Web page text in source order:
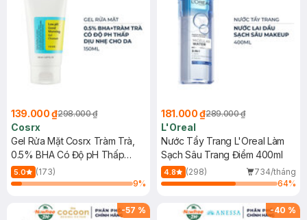
139.000 ₫298.000 ₫
Cosrx
Gel Rửa Mặt Cosrx Tràm Trà,
0.5% BHA Có Độ pH Thấp
150ml
5.0
(173)
9%
181.000 ₫289.000 ₫
L'Oreal
Nước Tẩy Trang L'Oreal Làm
Sạch Sâu Trang Điểm 400ml
4.8 (298)
734/tháng
64%
-57 % -40 %